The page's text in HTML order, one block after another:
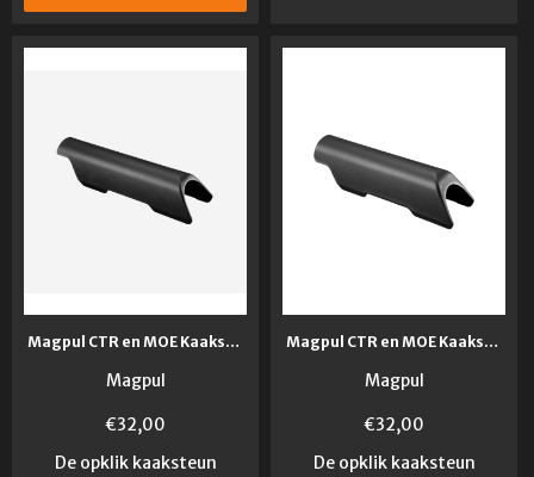
Magpul CTR en MOE Kaaksteun Verhoger 0,6 cm
Magpul
€32,00
De opklik kaaksteun
Magpul CTR en MOE Kaaksteun Verhoger 1,3 cm
Magpul
€32,00
De opklik kaaksteun